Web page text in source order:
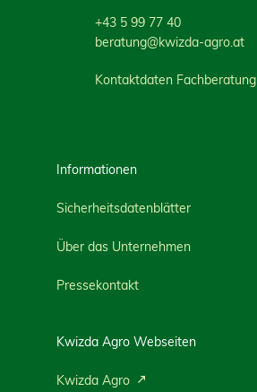
+43 5 99 77 40
beratung@kwizda-agro.at
Kontaktdaten Fachberatung
Informationen
Sicherheitsdatenblätter
Über das Unternehmen
Pressekontakt
Kwizda Agro Webseiten
Kwizda Agro